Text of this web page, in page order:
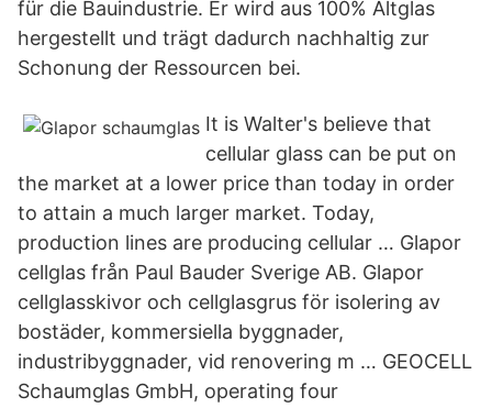
für die Bauindustrie. Er wird aus 100% Altglas
hergestellt und trägt dadurch nachhaltig zur
Schonung der Ressourcen bei.
It is Walter's believe that
cellular glass can be put on
the market at a lower price than today in order
to attain a much larger market. Today,
production lines are producing cellular … Glapor
cellglas från Paul Bauder Sverige AB. Glapor
cellglasskivor och cellglasgrus för isolering av
bostäder, kommersiella byggnader,
industribyggnader, vid renovering m … GEOCELL
Schaumglas GmbH, operating four